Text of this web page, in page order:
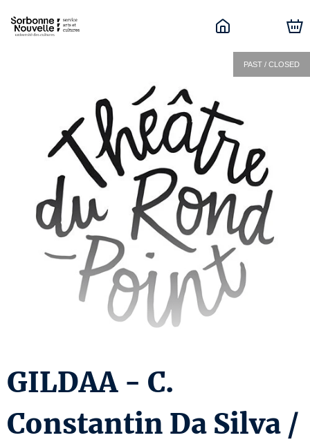
PAST / CLOSED
GILDAA - C.
Constantin Da Silva /